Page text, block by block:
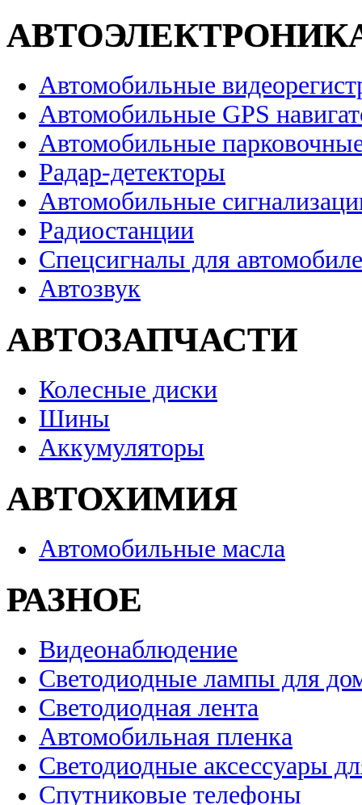
Автомобильные
Автомобильные GPS
Автомобильные
Радар-детекторы
Автомобильные
Радиостанции
Спецсигналы для
Автозвук
АВТОЗАПЧАСТИ
Колесные диски
Шины
Аккумуляторы
АВТОХИМИЯ
Автомобильные масла
РАЗНОЕ
Видеонаблюдение
Светодиодные лампы для
Светодиодная лента
Автомобильная пленка
Светодиодные аксессуары
Спутниковые телефоны